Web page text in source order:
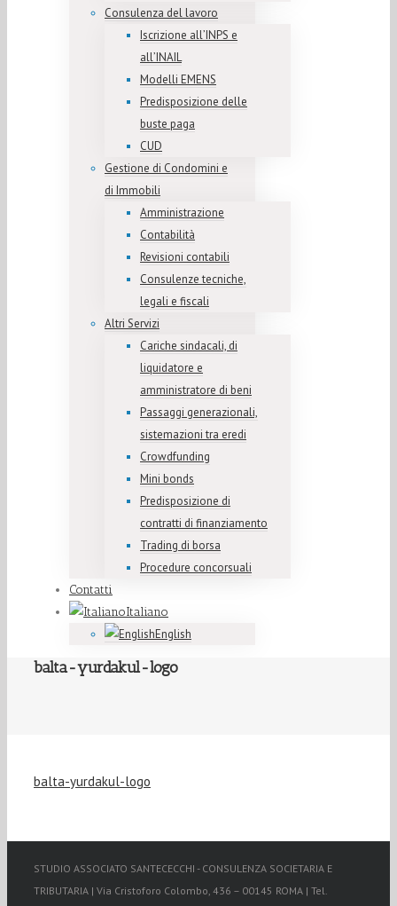
Consulenza del lavoro
Iscrizione all’INPS e
all’INAIL
Modelli EMENS
Predisposizione delle
buste paga
CUD
Gestione di Condomini e
di Immobili
Amministrazione
Contabilità
Revisioni contabili
Consulenze tecniche,
legali e fiscali
Altri Servizi
Cariche sindacali, di
liquidatore e
amministratore di beni
Passaggi generazionali,
sistemazioni tra eredi
Crowdfunding
Mini bonds
Predisposizione di
contratti di finanziamento
Trading di borsa
Procedure concorsuali
Contatti
Italiano
English
balta-yurdakul-logo
balta-yurdakul-logo
STUDIO ASSOCIATO SANTECECCHI - CONSULENZA SOCIETARIA E
TRIBUTARIA | Via Cristoforo Colombo, 436 – 00145 ROMA | Tel.